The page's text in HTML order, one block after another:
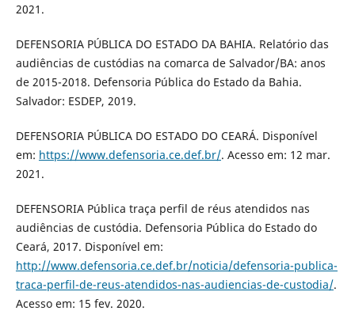
2021.
DEFENSORIA PÚBLICA DO ESTADO DA BAHIA. Relatório das
audiências de custódias na comarca de Salvador/BA: anos
de 2015-2018. Defensoria Pública do Estado da Bahia.
Salvador: ESDEP, 2019.
DEFENSORIA PÚBLICA DO ESTADO DO CEARÁ. Disponível
em: https://www.defensoria.ce.def.br/. Acesso em: 12 mar.
2021.
DEFENSORIA Pública traça perfil de réus atendidos nas
audiências de custódia. Defensoria Pública do Estado do
Ceará, 2017. Disponível em:
http://www.defensoria.ce.def.br/noticia/defensoria-publica-
traca-perfil-de-reus-atendidos-nas-audiencias-de-custodia/.
Acesso em: 15 fev. 2020.